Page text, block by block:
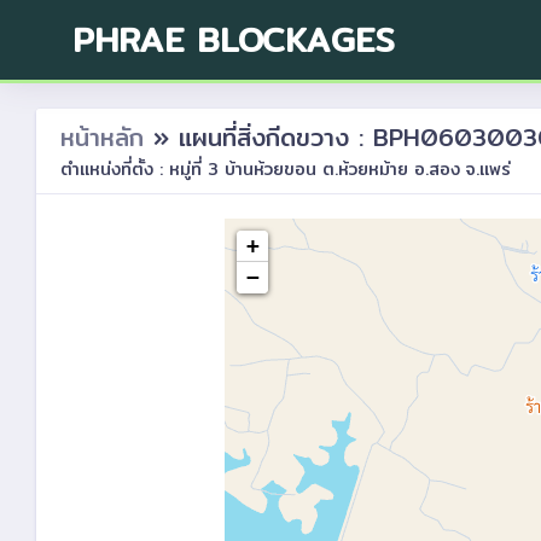
PHRAE BLOCKAGES
หน้าหลัก » แผนที่สิ่งกีดขวาง :
ตำแหน่งที่ตั้ง : หมู่ที่ 3 บ้านห้วยขอน ต.ห้วยหม้าย อ.สอง จ.แพร่
+
−